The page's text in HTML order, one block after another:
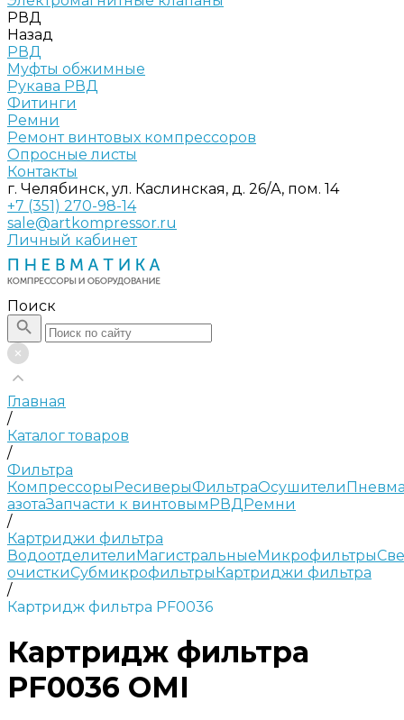
РВД
Назад
РВД
Муфты обжимные
Рукава РВД
Фитинги
Ремни
Ремонт винтовых компрессоров
Опросные листы
Контакты
г. Челябинск, ул. Каслинская, д. 26/А, пом. 14
+7 (351) 270-98-14
sale@artkompressor.ru
Личный кабинет
Поиск
Главная
/
Каталог товаров
/
Фильтра
КомпрессорыРесиверыФильтраОсушители
азотаЗапчасти к винтовымРВДРемни
/
Картриджи фильтра
ВодоотделителиМагистральныеМикрофильтры
очисткиСубмикрофильтрыКартриджи фильтра
/
Картридж фильтра PF0036
Картридж фильтра
PF0036 OMI